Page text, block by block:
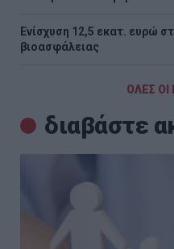
Ενίσχυση 12,5 εκατ. ευρώ
βιοασφάλειας
ΟΛΕΣ ΟΙ
διαβάστε